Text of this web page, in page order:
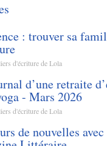
: trouver sa
d'écriture de Lola
d’une retraite
- Mars 2026
d'écriture de Lola
de nouvelles